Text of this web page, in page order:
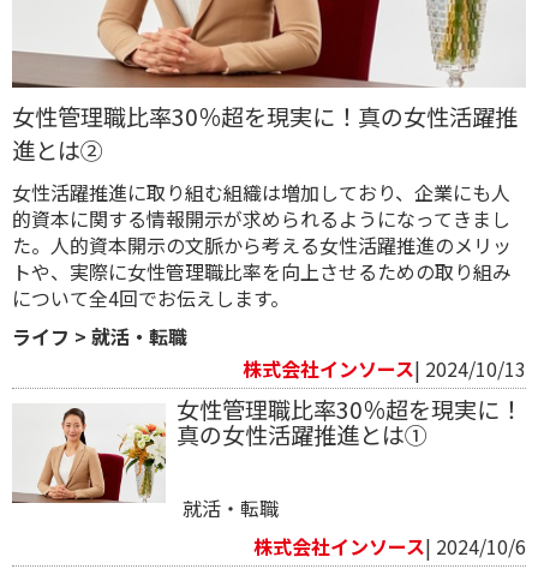
女性管理職比率30％超を現実に！真の女性活躍推
進とは②
女性活躍推進に取り組む組織は増加しており、企業にも人
的資本に関する情報開示が求められるようになってきまし
た。人的資本開示の文脈から考える女性活躍推進のメリッ
トや、実際に女性管理職比率を向上させるための取り組み
について全4回でお伝えします。
ライフ > 就活・転職
株式会社インソース| 2024/10/13
女性管理職比率30％超を現実に！
真の女性活躍推進とは①
就活・転職
株式会社インソース| 2024/10/6